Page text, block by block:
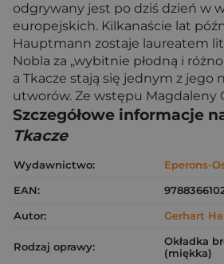
odgrywany jest po dziś dzień w
europejskich. Kilkanaście lat
Hauptmann zostaje laureatem
Nobla za „wybitnie płodną i
a Tkacze stają się jednym z jego
utworów. Ze wstępu Magdaleny
Szczegółowe informacje
Tkacze
Wydawnictwo:
Eperons-
EAN:
Autor:
Gerhart
Rodzaj oprawy:
Okładka
(miękka)